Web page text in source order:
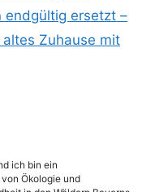
endgültig ersetzt –
altes Zuhause mit
ich bin ein
Ökologie und